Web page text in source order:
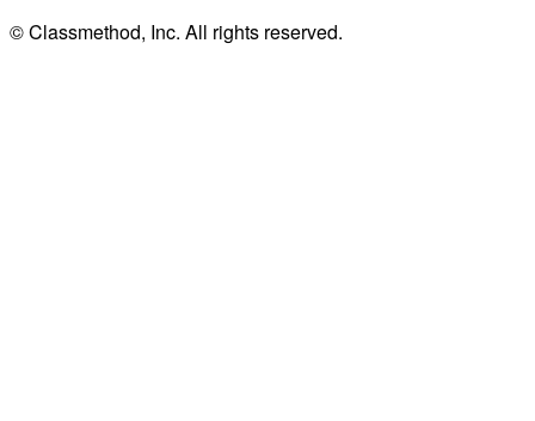
© Classmethod, Inc. All rights reserved.